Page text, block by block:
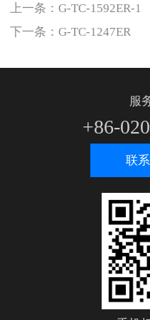
上一条： G-TC-1592ER-1
下一条： G-TC-1247ER
服
+86-
联